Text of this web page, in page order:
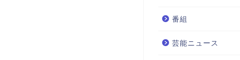
番組
芸能ニュース